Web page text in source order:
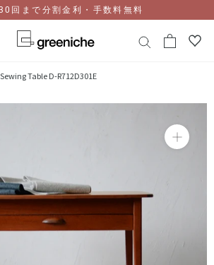
回まで分割金利・手数料無料
Sewing Table D-R712D301E